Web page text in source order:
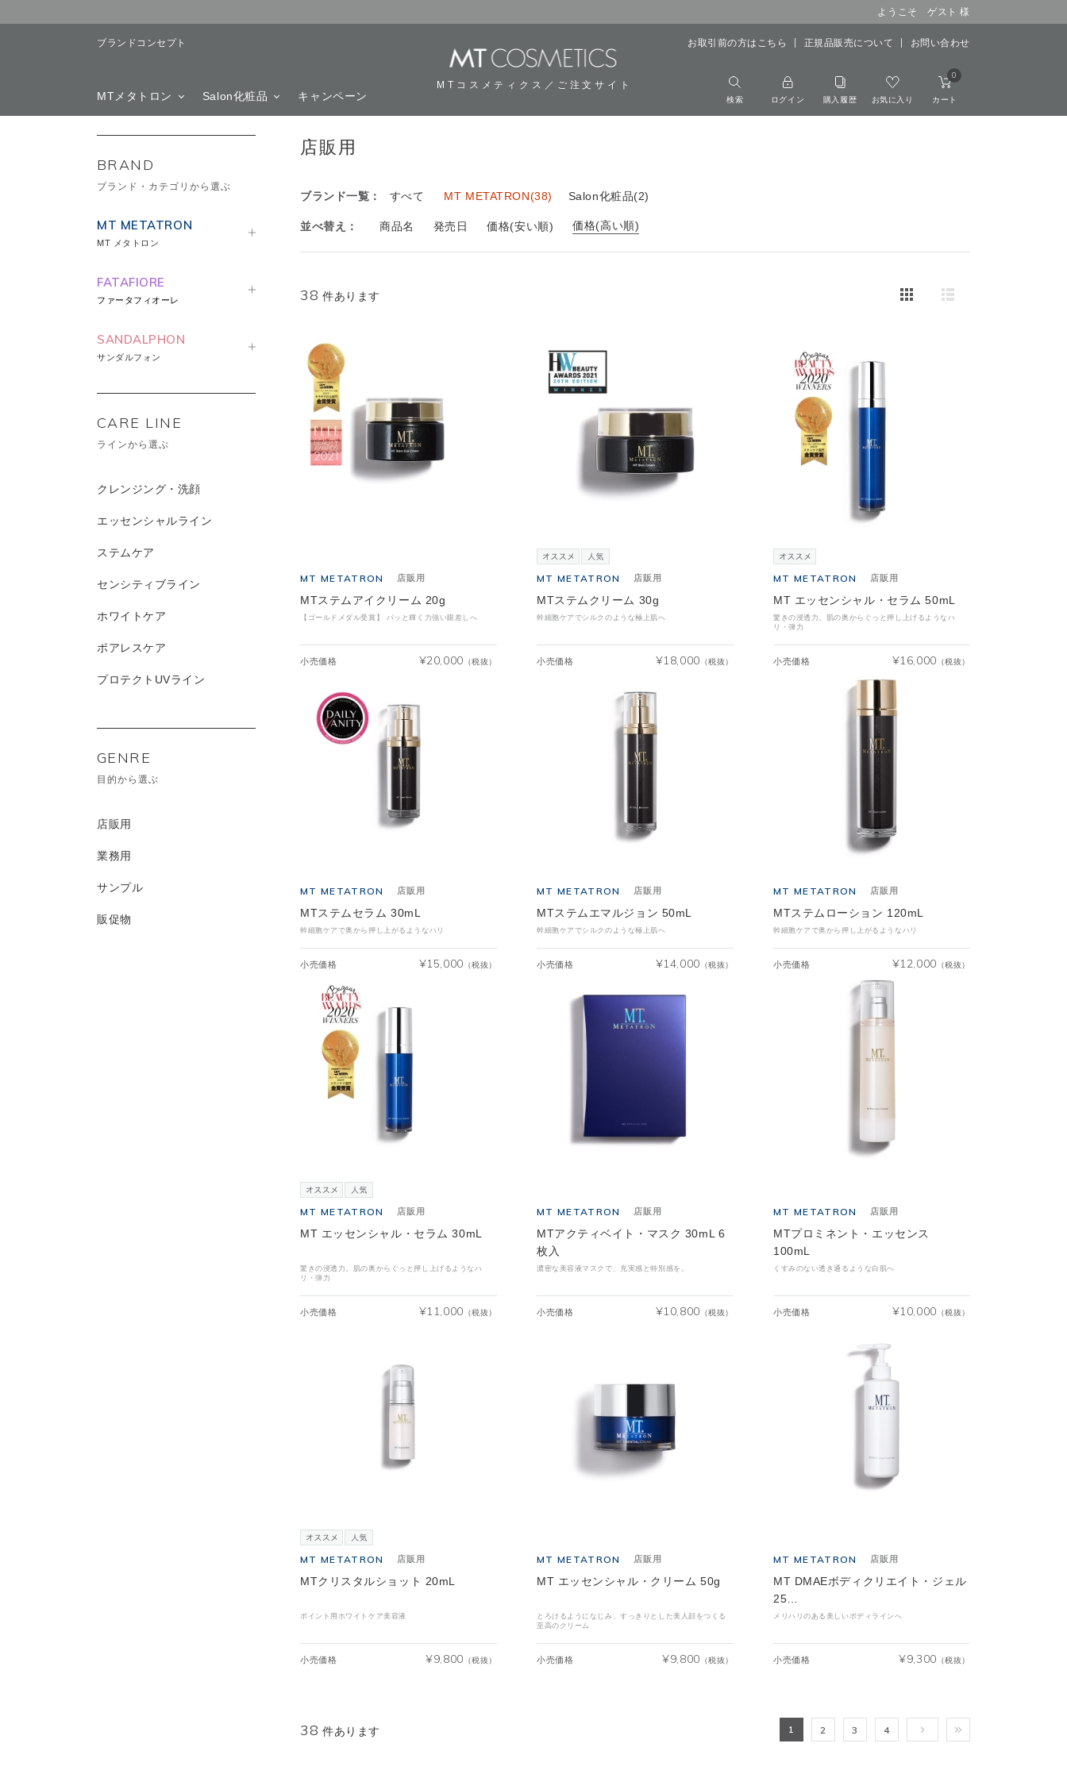
ようこそ ゲスト 様
MTコスメティクス／ご注文サイト
ブランドコンセプト お取引前の方はこちら 正規品販売について お問い合わせ
MTメタトロン Salon化粧品 キャンペーン 検索 ログイン 購入履歴 お気に入り カート
0
店販用
ブランド一覧： すべて MT METATRON(38) Salon化粧品(2)
並べ替え： 商品名 発売日 価格(安い順) 価格(高い順)
38 件あります
MT METATRON 店販用
MTステムアイクリーム 20g
【ゴールドメダル受賞】 パッと輝く力強い眼差しへ
小売価格 ¥20,000 （税抜）
MT METATRON 店販用
MTステムクリーム 30g
幹細胞ケアでシルクのような極上肌へ
小売価格 ¥18,000 （税抜）
MT METATRON 店販用
MT エッセンシャル・セラム 50mL
驚きの浸透力。肌の奥からぐっと押し上げるようなハ
リ・弾力
小売価格 ¥16,000 （税抜）
MT METATRON 店販用
MTステムセラム 30mL
幹細胞ケアで奥から押し上がるようなハリ
小売価格 ¥15,000 （税抜）
MT METATRON 店販用
MTステムエマルジョン 50mL
幹細胞ケアでシルクのような極上肌へ
小売価格 ¥14,000 （税抜）
MT METATRON 店販用
MTステムローション 120mL
幹細胞ケアで奥から押し上がるようなハリ
小売価格 ¥12,000 （税抜）
MT METATRON 店販用
MT エッセンシャル・セラム 30mL
驚きの浸透力。肌の奥からぐっと押し上げるようなハ
リ・弾力
小売価格 ¥11,000 （税抜）
MT METATRON 店販用
MTアクティベイト・マスク 30mL 6
枚入
濃密な美容液マスクで、充実感と特別感を。
小売価格 ¥10,800 （税抜）
MT METATRON 店販用
MTプロミネント・エッセンス
100mL
くすみのない透き通るような白肌へ
小売価格 ¥10,000 （税抜）
MT METATRON 店販用
MTクリスタルショット 20mL
ポイント用ホワイトケア美容液
小売価格 ¥9,800 （税抜）
MT METATRON 店販用
MT エッセンシャル・クリーム 50g
とろけるようになじみ、すっきりとした美人顔をつくる
至高のクリーム
小売価格 ¥9,800 （税抜）
MT METATRON 店販用
MT DMAEボディクリエイト・ジェル
25…
メリハリのある美しいボディラインへ
小売価格 ¥9,300 （税抜）
38 件あります 1 2 3 4
BRAND
ブランド・カテゴリから選ぶ
MT METATRON
MT メタトロン
FATAFIORE
ファータフィオーレ
SANDALPHON
サンダルフォン
CARE LINE
ラインから選ぶ
クレンジング・洗顔
エッセンシャルライン
ステムケア
センシティブライン
ホワイトケア
ポアレスケア
プロテクトUVライン
GENRE
目的から選ぶ
店販用
業務用
サンプル
販促物